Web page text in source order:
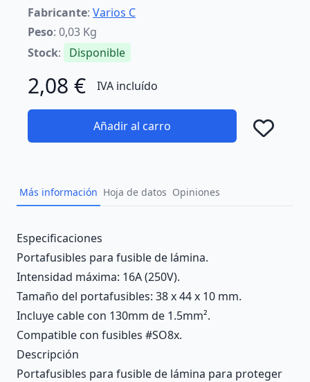
Fabricante: Varios C
Peso: 0,03 Kg
Stock: Disponible
2,08 € IVA incluído
Añadir al carro
Más información Hoja de datos Opiniones
Description
Especificaciones
Portafusibles para fusible de lámina.
Intensidad máxima: 16A (250V).
Tamaño del portafusibles: 38 x 44 x 10 mm.
Incluye cable con 130mm de 1.5mm².
Compatible con fusibles #SO8x.
Descripción
Portafusibles para fusible de lámina para proteger